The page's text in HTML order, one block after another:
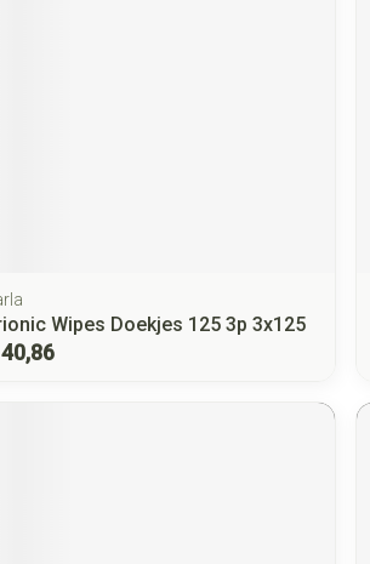
Wipes Doekjes 125 3p 3x125